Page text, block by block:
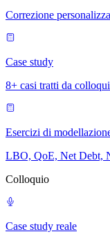
Correzione
Case study
8+ casi tratti da
Esercizi di
LBO, QoE, Net Debt,
Colloquio
Case study reale